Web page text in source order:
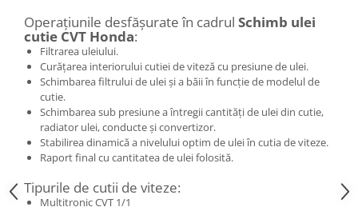
Operațiunile desfășurate în cadrul Schimb ulei
cutie CVT Honda:
Filtrarea uleiului.
Curățarea interiorului cutiei de viteză cu presiune de ulei.
Schimbarea filtrului de ulei și a băii în funcție de modelul de
cutie.
Schimbarea sub presiune a întregii cantități de ulei din cutie,
radiator ulei, conducte și convertizor.
Stabilirea dinamică a nivelului optim de ulei în cutia de viteze.
Raport final cu cantitatea de ulei folosită.
Tipurile de cutii de viteze:
Multitronic CVT 1/1